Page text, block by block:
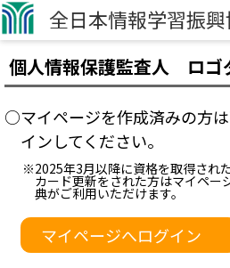
全日本情報学習振
個人情報保護監査人 ロゴ
○マイページを作成済みの方
インしてください。
※2025年3月以降に資格を取得され
カード更新をされた方はマイペー
典がご利用いただけます。
マイページへログイン